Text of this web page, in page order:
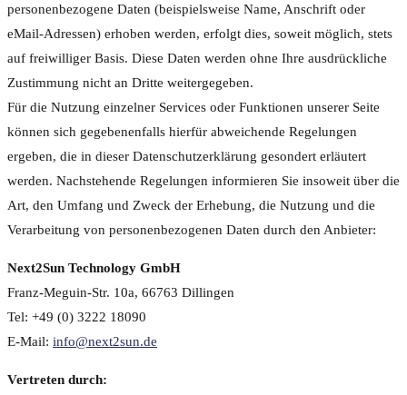
personenbezogene Daten (beispielsweise Name, Anschrift oder
eMail-Adressen) erhoben werden, erfolgt dies, soweit möglich, stets
auf freiwilliger Basis. Diese Daten werden ohne Ihre ausdrückliche
Zustimmung nicht an Dritte weitergegeben.
Für die Nutzung einzelner Services oder Funktionen unserer Seite
können sich gegebenenfalls hierfür abweichende Regelungen
ergeben, die in dieser Datenschutzerklärung gesondert erläutert
werden. Nachstehende Regelungen informieren Sie insoweit über die
Art, den Umfang und Zweck der Erhebung, die Nutzung und die
Verarbeitung von personenbezogenen Daten durch den Anbieter:
Next2Sun Technology GmbH
Franz-Meguin-Str. 10a, 66763 Dillingen
Tel: +49 (0) 3222 18090
E-Mail: info@next2sun.de
Vertreten durch: